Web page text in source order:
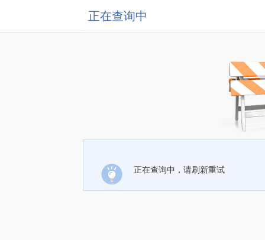
正在查询中
正在查询中，请刷新重试